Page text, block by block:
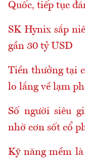
Quốc, tiếp tục
SK Hynix sắp
gần 30 tỷ USD
Tiền thưởng tại
lo lắng về lạm
Số người siêu
nhờ cơn sốt cổ
Kỹ năng mềm